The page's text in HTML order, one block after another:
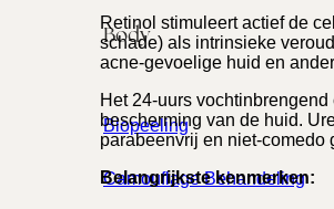
Body
Biopeeling
Camouflage Behandeling
Retinol stimuleert actief de
schade) als intrinsieke
acne-gevoelige huid en
Het 24-uurs
bescherming van de huid.
parabeenvrij en niet-comedo
Belangrijkste kenmerken: